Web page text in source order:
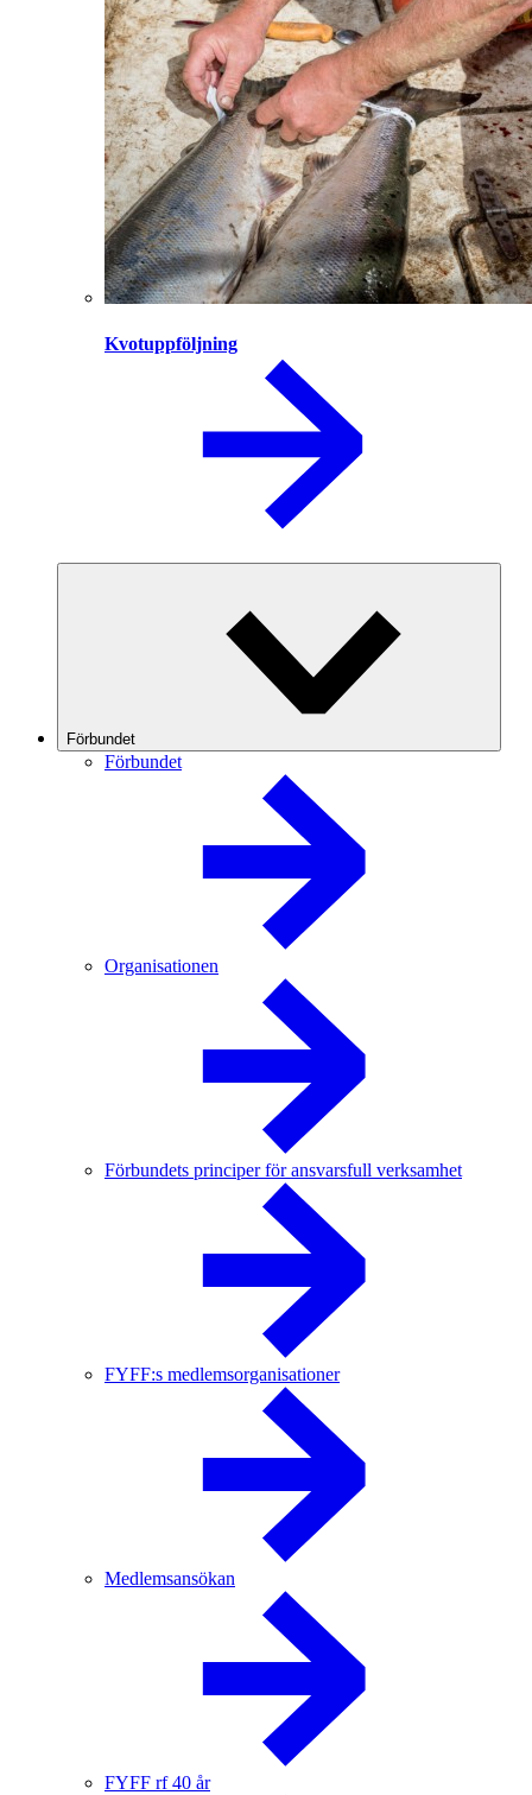
Kvotuppföljning
Förbundet
Förbundet
Organisationen
Förbundets principer för ansvarsfull verksamhet
FYFF:s medlemsorganisationer
Medlemsansökan
FYFF rf 40 år